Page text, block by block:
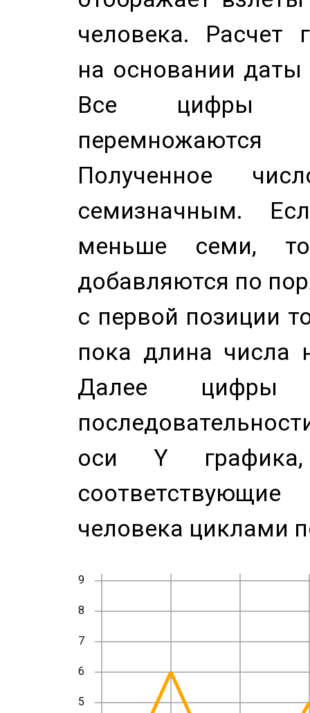
человека. Расчет
на основании
Все цифры
Полученное
семизначным.
меньше семи,
добавляются по
с первой позиции
пока длина числа
Далее цифры
оси Y
человека циклами